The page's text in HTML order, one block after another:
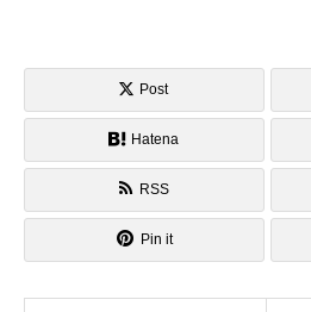
Post
Hatena
RSS
Pin it